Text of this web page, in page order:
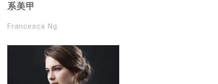
系美甲
Francesca Ng